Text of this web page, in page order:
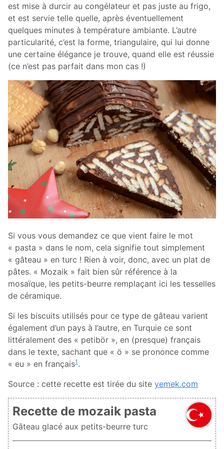
est mise à durcir au congélateur et pas juste au frigo,
et est servie telle quelle, après éventuellement
quelques minutes à température ambiante. L’autre
particularité, c’est la forme, triangulaire, qui lui donne
une certaine élégance je trouve, quand elle est réussie
(ce n’est pas parfait dans mon cas !)
Si vous vous demandez ce que vient faire le mot
« pasta » dans le nom, cela signifie tout simplement
« gâteau » en turc ! Rien à voir, donc, avec un plat de
pâtes. « Mozaik » fait bien sûr référence à la
mosaïque, les petits-beurre remplaçant ici les tesselles
de céramique.
Si les biscuits utilisés pour ce type de gâteau varient
également d’un pays à l’autre, en Turquie ce sont
littéralement des « petibör », en (presque) français
dans le texte, sachant que « ö » se prononce comme
« eu » en français1 .
Source : cette recette est tirée du site yemek.com
Recette de mozaik pasta
Gâteau glacé aux petits-beurre turc